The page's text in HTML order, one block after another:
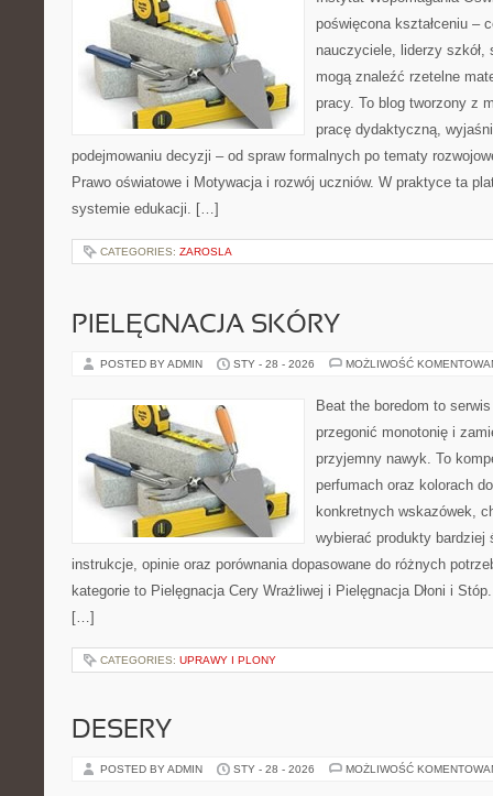
poświęcona kształceniu –
nauczyciele, liderzy szkół,
mogą znaleźć rzetelne
pracy. To blog tworzony z
pracę dydaktyczną,
podejmowaniu decyzji – od spraw formalnych po tematy
Prawo oświatowe i Motywacja i rozwój uczniów. W praktyce ta
systemie edukacji. […]
CATEGORIES: ZAROSLA
PIELĘGNACJA SKÓRY
POSTED BY ADMIN STY - 28 - 2026 MOŻLIWOŚĆ
Beat the boredom to
przegonić monotonię i
przyjemny nawyk. To
perfumach oraz kolorach
konkretnych wskazówek,
wybierać produkty bardziej
instrukcje, opinie oraz porównania dopasowane do różnych
kategorie to Pielęgnacja Cery Wrażliwej i Pielęgnacja Dłoni i
[…]
CATEGORIES: UPRAWY I PLONY
DESERY
POSTED BY ADMIN STY - 28 - 2026 MOŻLIWOŚĆ